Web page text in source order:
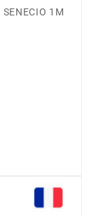
1M